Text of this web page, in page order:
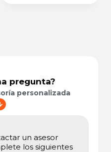
pregunta?
personalizada
un asesor
los siguientes